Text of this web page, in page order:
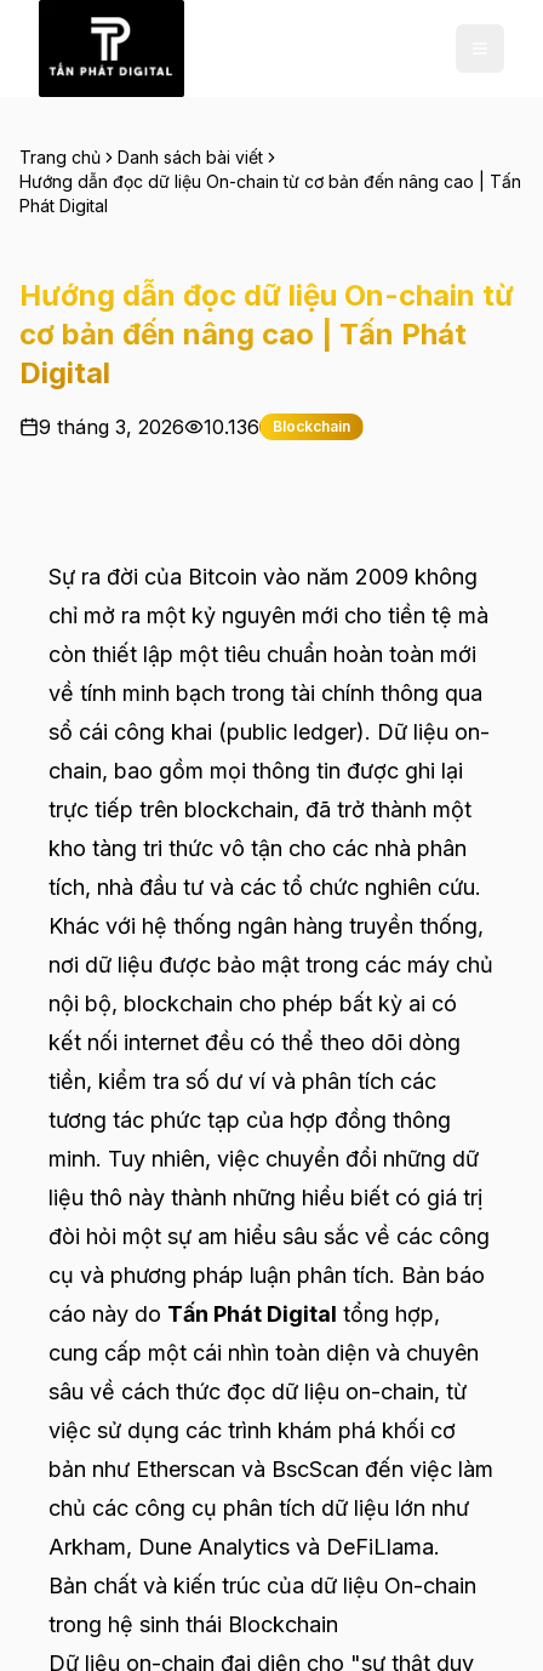
Trang chủ
Danh sách bài viết
Hướng dẫn đọc dữ liệu On-chain từ cơ bản đến nâng cao | Tấn
Phát Digital
Hướng dẫn đọc dữ liệu On-chain từ
cơ bản đến nâng cao | Tấn Phát
Digital
9 tháng 3, 2026 10.136 Blockchain
Sự ra đời của Bitcoin vào năm 2009 không
chỉ mở ra một kỷ nguyên mới cho tiền tệ mà
còn thiết lập một tiêu chuẩn hoàn toàn mới
về tính minh bạch trong tài chính thông qua
sổ cái công khai (public ledger). Dữ liệu on-
chain, bao gồm mọi thông tin được ghi lại
trực tiếp trên blockchain, đã trở thành một
kho tàng tri thức vô tận cho các nhà phân
tích, nhà đầu tư và các tổ chức nghiên cứu.
Khác với hệ thống ngân hàng truyền thống,
nơi dữ liệu được bảo mật trong các máy chủ
nội bộ, blockchain cho phép bất kỳ ai có
kết nối internet đều có thể theo dõi dòng
tiền, kiểm tra số dư ví và phân tích các
tương tác phức tạp của hợp đồng thông
minh. Tuy nhiên, việc chuyển đổi những dữ
liệu thô này thành những hiểu biết có giá trị
đòi hỏi một sự am hiểu sâu sắc về các công
cụ và phương pháp luận phân tích. Bản báo
cáo này do Tấn Phát Digital tổng hợp,
cung cấp một cái nhìn toàn diện và chuyên
sâu về cách thức đọc dữ liệu on-chain, từ
việc sử dụng các trình khám phá khối cơ
bản như Etherscan và BscScan đến việc làm
chủ các công cụ phân tích dữ liệu lớn như
Arkham, Dune Analytics và DeFiLlama.
Bản chất và kiến trúc của dữ liệu On-chain
trong hệ sinh thái Blockchain
Dữ liệu on-chain đại diện cho "sự thật duy